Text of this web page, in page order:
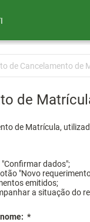
de Cancelamento de
de
de Matrícula,
dados";
"Novo
emitidos;
a situação do
*